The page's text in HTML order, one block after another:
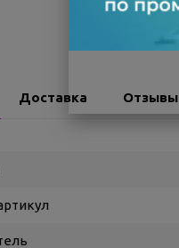
Доставка Отзывы